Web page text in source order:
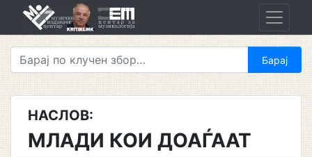
НАСЛОВ:
МЛАДИ КОИ ДОАЃААТ